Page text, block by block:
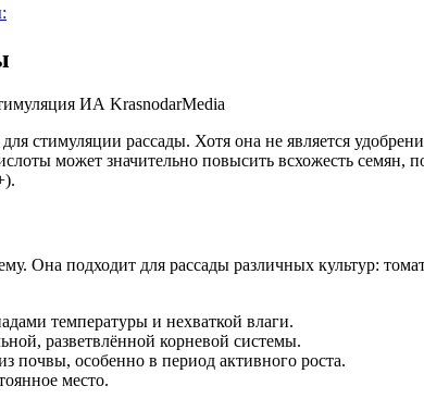
стимуляции рассады. Хотя она не является
может значительно повысить всхожесть семян,
Она подходит для рассады различных культур:
температуры и нехваткой влаги.
разветвлённой корневой системы.
почвы, особенно в период активного роста.
место.